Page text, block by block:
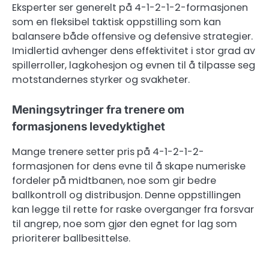
Eksperter ser generelt på 4-1-2-1-2-formasjonen
som en fleksibel taktisk oppstilling som kan
balansere både offensive og defensive strategier.
Imidlertid avhenger dens effektivitet i stor grad av
spillerroller, lagkohesjon og evnen til å tilpasse seg
motstandernes styrker og svakheter.
Meningsytringer fra trenere om
formasjonens levedyktighet
Mange trenere setter pris på 4-1-2-1-2-
formasjonen for dens evne til å skape numeriske
fordeler på midtbanen, noe som gir bedre
ballkontroll og distribusjon. Denne oppstillingen
kan legge til rette for raske overganger fra forsvar
til angrep, noe som gjør den egnet for lag som
prioriterer ballbesittelse.